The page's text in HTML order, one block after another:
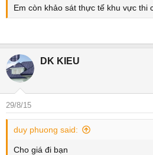
Em còn khảo sát thực tế khu vực thi
DK KIEU
29/8/15
duy phuong said:
Cho giá đi bạn